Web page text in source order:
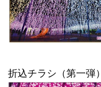
折込チラシ（第一弾）